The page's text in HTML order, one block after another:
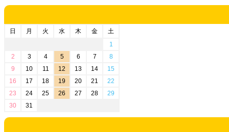
日 月 火 水 木 金
土
1
2
3 4 5 6 7
8
9
10 11 12 13 14
15
16
17 18 19 20 21
22
23
24 25 26 27 28
29
30
31